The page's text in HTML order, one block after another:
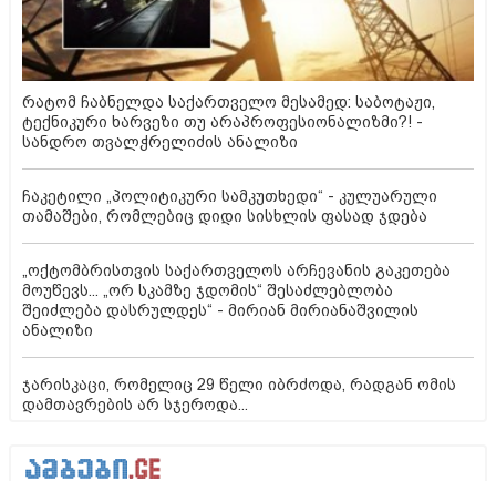
რატომ ჩაბნელდა საქართველო მესამედ: საბოტაჟი,
ტექნიკური ხარვეზი თუ არაპროფესიონალიზმი?! -
სანდრო თვალჭრელიძის ანალიზი
ჩაკეტილი „პოლიტიკური სამკუთხედი“ - კულუარული
თამაშები, რომლებიც დიდი სისხლის ფასად ჯდება
„ოქტომბრისთვის საქართველოს არჩევანის გაკეთება
მოუწევს... „ორ სკამზე ჯდომის“ შესაძლებლობა
შეიძლება დასრულდეს“ - მირიან მირიანაშვილის
ანალიზი
ჯარისკაცი, რომელიც 29 წელი იბრძოდა, რადგან ომის
დამთავრების არ სჯეროდა...